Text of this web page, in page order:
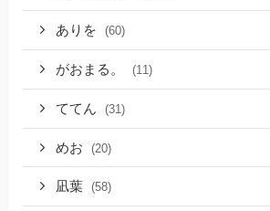
ありを (60)
がおまる。 (11)
ててん (31)
めお (20)
凪葉 (58)